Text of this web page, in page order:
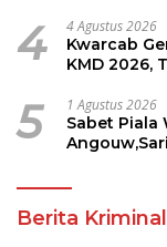
4 4 Agustus 2026
Kwarcab
KMD 2026,
5 1 Agustus 2026
Sabet Piala
Berita Kriminal